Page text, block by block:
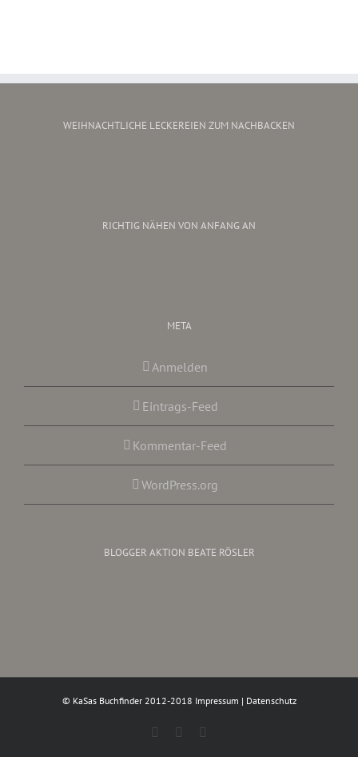
WEIHNACHTLICHE LECKEREIEN ZUM NACHBACKEN
RICHTIG NÄHEN VON ANFANG AN
META
Anmelden
Eintrags-Feed
Kommentar-Feed
WordPress.org
BLOGGER AKTION BEATE RÖSLER
© KaSas Buchfinder 2012-2018 Impressum | Datenschutz
FacebookInstagram